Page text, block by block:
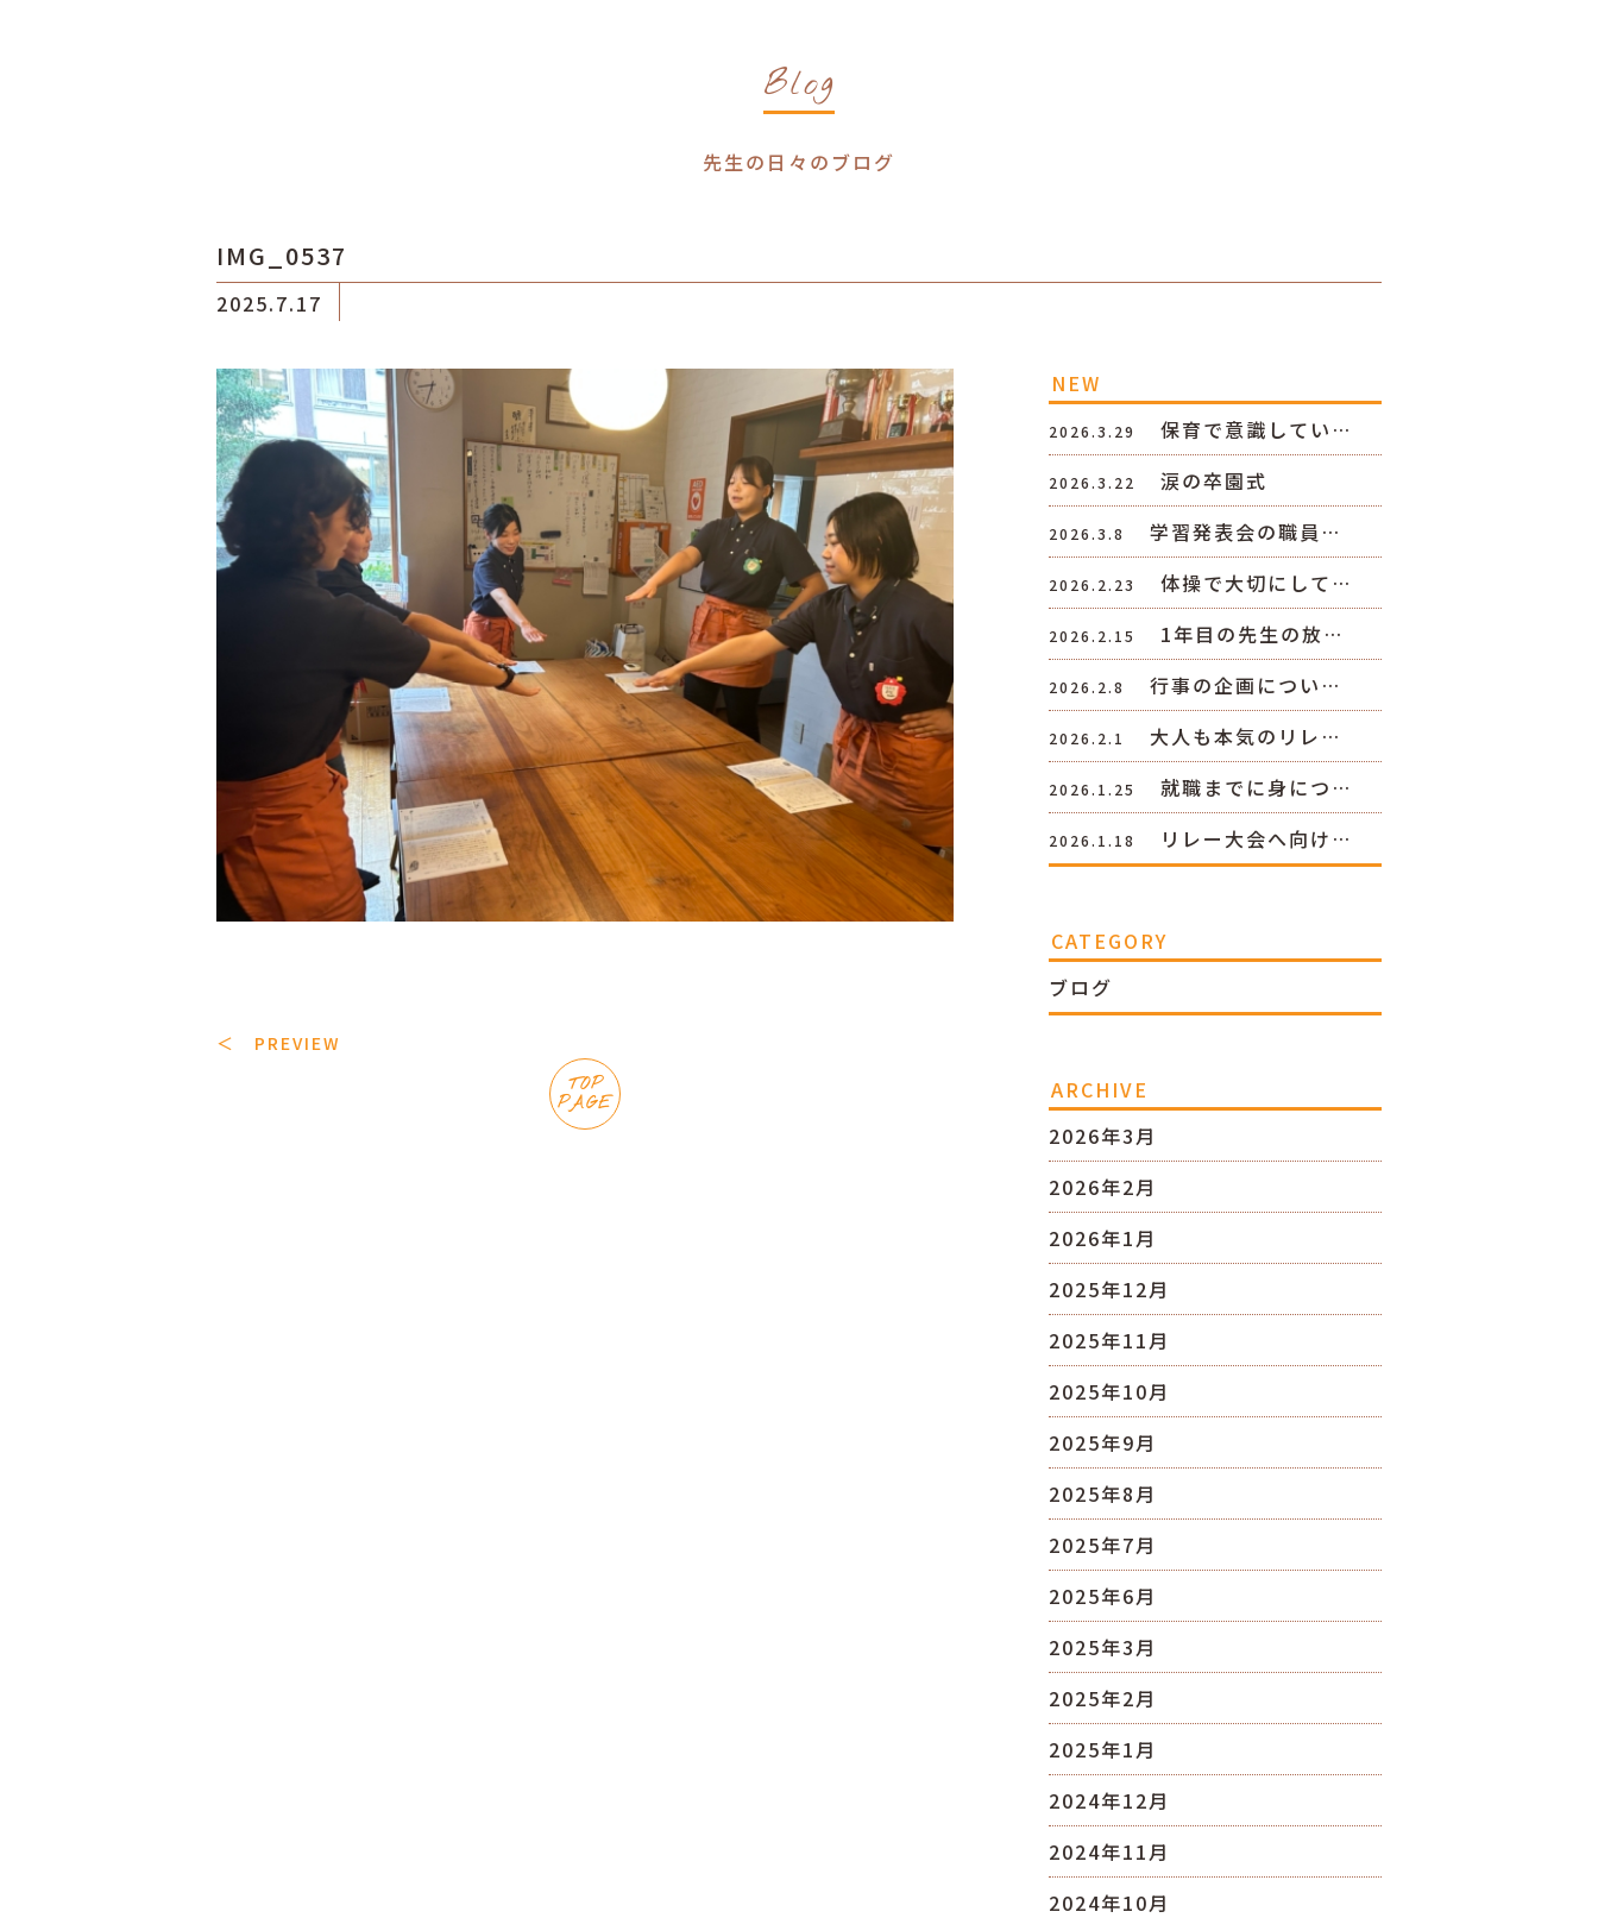
Blog
先生の日々のブログ
IMG_0537
2025.7.17
＜ PREVIEW
TOP
PAGE
NEW
2026.3.29 保育で意識してい…
2026.3.22 涙の卒園式
2026.3.8 学習発表会の職員…
2026.2.23 体操で大切にして…
2026.2.15 1年目の先生の放…
2026.2.8 行事の企画につい…
2026.2.1 大人も本気のリレ…
2026.1.25 就職までに身につ…
2026.1.18 リレー大会へ向け…
CATEGORY
ブログ
ARCHIVE
2026年3月
2026年2月
2026年1月
2025年12月
2025年11月
2025年10月
2025年9月
2025年8月
2025年7月
2025年6月
2025年3月
2025年2月
2025年1月
2024年12月
2024年11月
2024年10月